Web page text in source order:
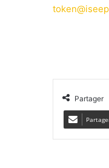
Partager